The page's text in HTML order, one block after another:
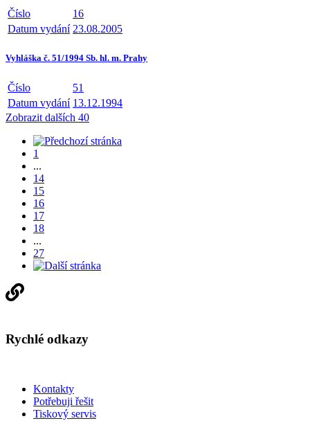
Číslo
16
Datum vydání 23.08.2005
Vyhláška č. 51/1994 Sb. hl. m. Prahy
Číslo
51
Datum vydání 13.12.1994
Zobrazit dalších 40
1
...
14
15
16
17
18
...
27
Rychlé odkazy
Kontakty
Potřebuji řešit
Tiskový servis